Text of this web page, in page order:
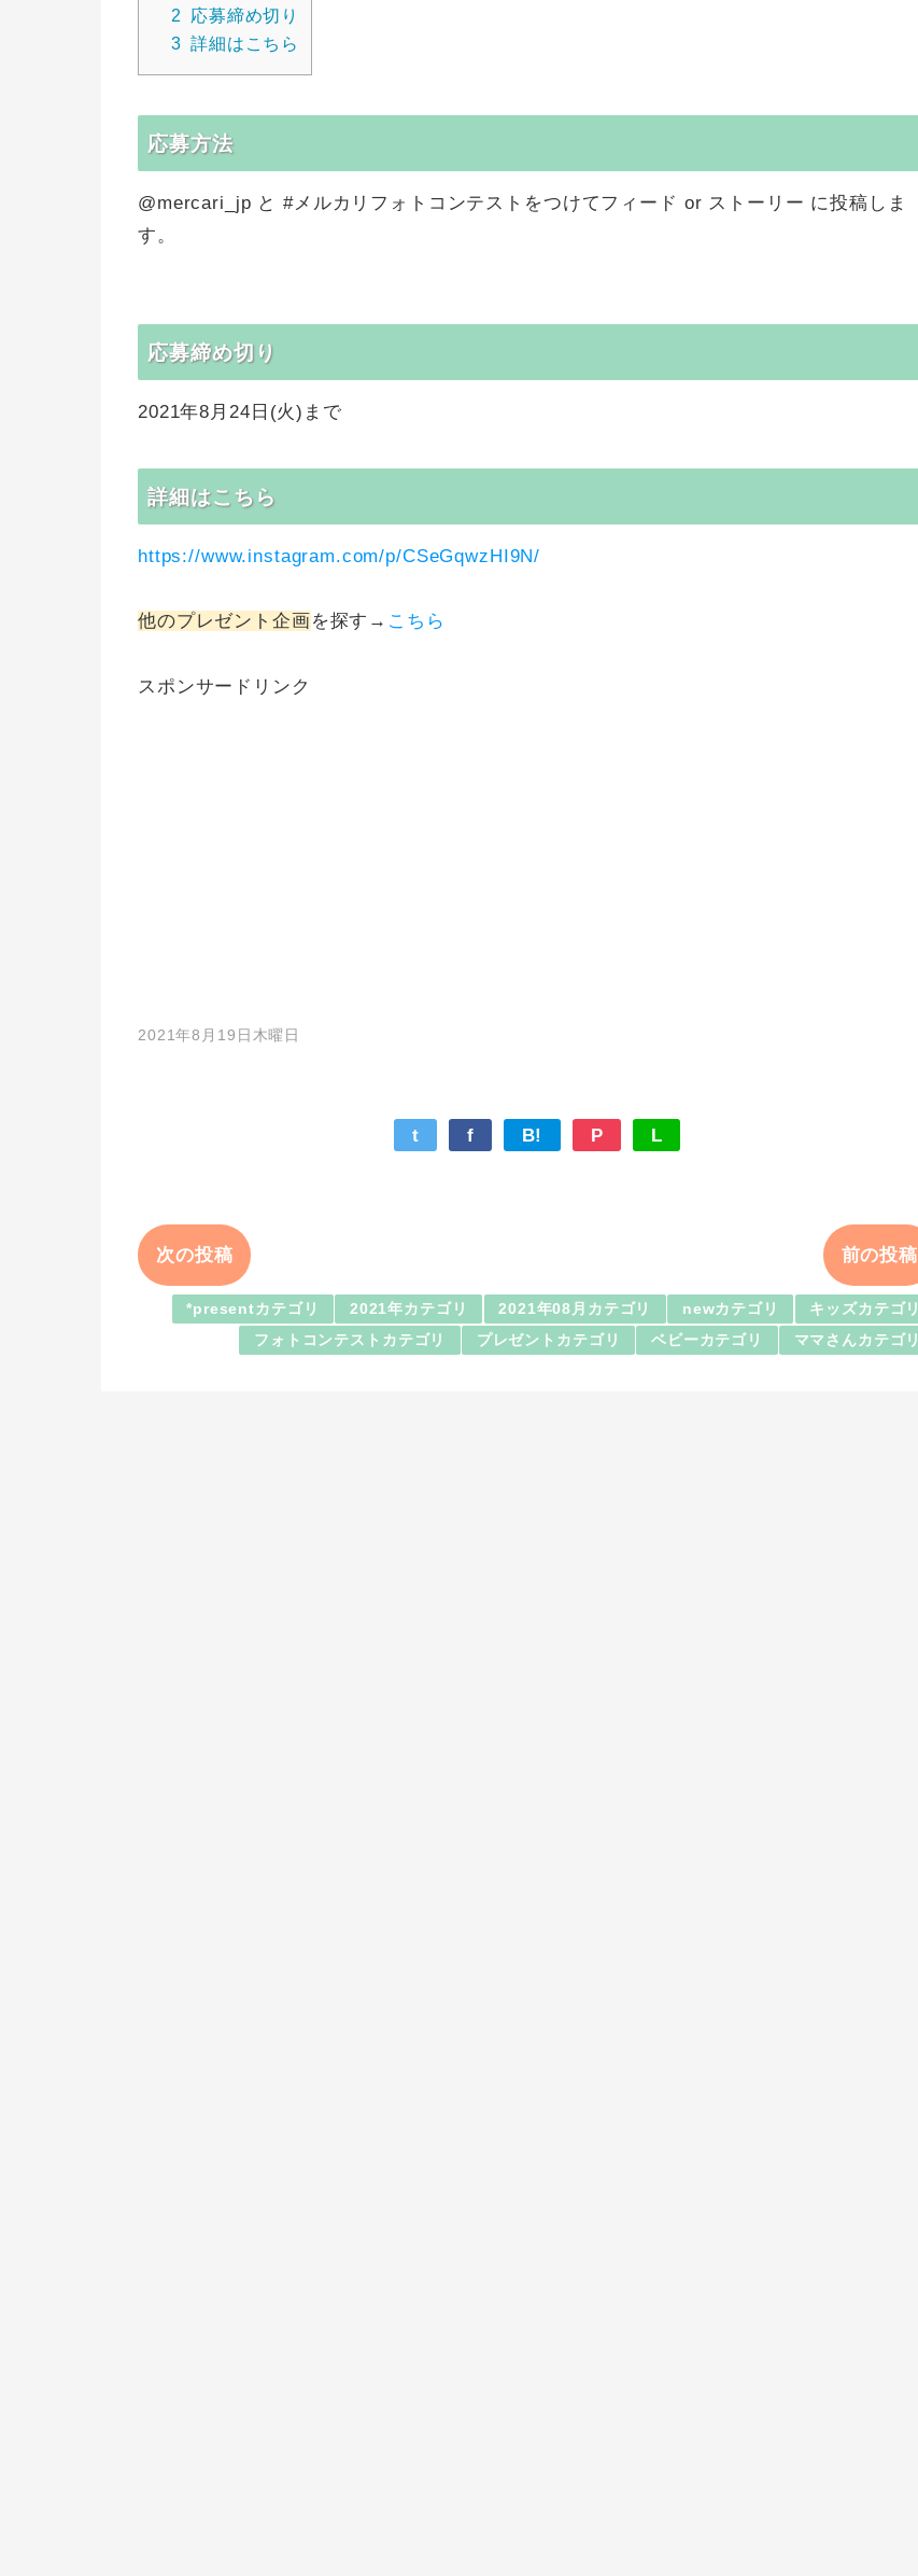
2
応募締め切り
3 詳細はこちら
応募方法
@mercari_jp と #メルカリフォトコンテストをつけてフィード or ストーリー に投稿しま
す。
応募締め切り
2021年8月24日(火)まで
詳細はこちら
https://www.instagram.com/p/CSeGqwzHI9N/
他のプレゼント企画を探す→ こちら
スポンサードリンク
2021年8月19日木曜日
t f B! P L
次の投稿 前の投稿
*presentカテゴリ 2021年カテゴリ 2021年08月カテゴリ newカテゴリ
キッズカテゴリ
フォトコンテストカテゴリ
プレゼントカテゴリ ベビーカテゴリ ママさんカテゴリ